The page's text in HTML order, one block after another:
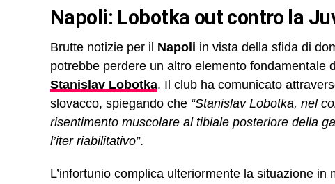
Napoli: Lobotka out contro la
Brutte notizie per il Napoli in vista della sfida di
potrebbe perdere un altro elemento fondamentale
Stanislav Lobotka. Il club ha comunicato
slovacco, spiegando che “Stanislav Lobotka, nel
risentimento muscolare al tibiale posteriore della
l’iter riabilitativo”.
L’infortunio complica ulteriormente la situazione